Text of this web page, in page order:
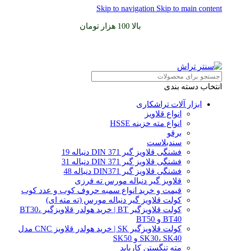
Skip to navigation Skip to main content
بالا 100 هزار تومان
انتخاب دسته بندی
ابزار آلات تراشکاری
انواع قلاویز
انواع مته خزینه HSSE
برقو
سندبلاست
فشنگی قلاویز گیر DIN 371 دنباله 19
فشنگی قلاویز گیر DIN 371 دنباله 31
فشنگی قلاویز گیر DIN371 دنباله 48
قلاویز گیر دنباله مورس ته فرزی
قیمت و خرید انواع سمبه حروف کوب و عدد کوب
کولت قلاویز گیر دنباله مورس (ته مته ای)
کولت قلاویزگیر BT | خرید هولدر قلاویزگیر BT30،
BT40 و BT50
کولت قلاویزگیر SK | خرید هولدر قلاویز CNC مدل
SK30، SK40 و SK50
مته تنگستن کارباید